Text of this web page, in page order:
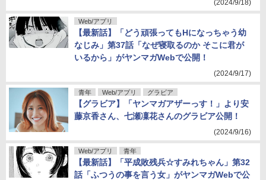
(2024/9/18)
Web/アプリ
【最新話】「どう頑張ってもHになっちゃう幼
なじみ」第37話「なぜ寝取るのか そこに君が
いるから」がヤンマガWebで公開！
(2024/9/17)
青年 Web/アプリ グラビア
【グラビア】「ヤンマガアザーっす！」より安
藤京香さん、七瀬凜花さんのグラビア公開！
(2024/9/16)
Web/アプリ 青年
【最新話】「平成敗残兵☆すみれちゃん」第32
話「ふつうの事を言う女」がヤンマガWebで公